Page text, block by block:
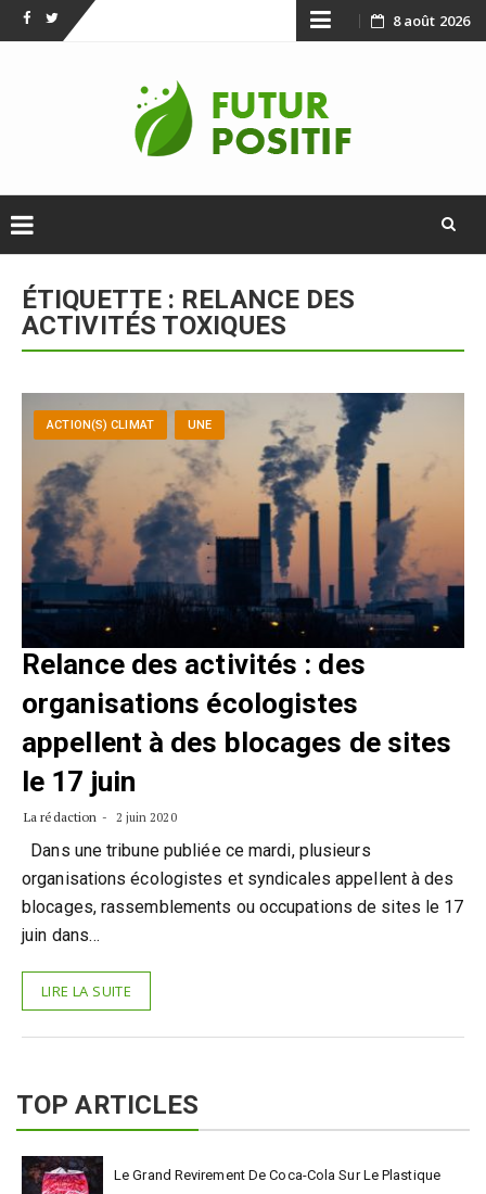
FacebookTwitter Skip
content
8 août 2026
content
ÉTIQUETTE : RELANCE DES
ACTIVITÉS TOXIQUES
ACTION(S) CLIMAT UNE
Relance des activités : des
organisations écologistes
appellent à des blocages de sites
le 17 juin
La rédaction 2 juin 2020
Dans une tribune publiée ce mardi, plusieurs
organisations écologistes et syndicales appellent à des
blocages, rassemblements ou occupations de sites le 17
juin dans…
LIRE LA SUITE
TOP ARTICLES
Le Grand Revirement De Coca-Cola Sur Le Plastique